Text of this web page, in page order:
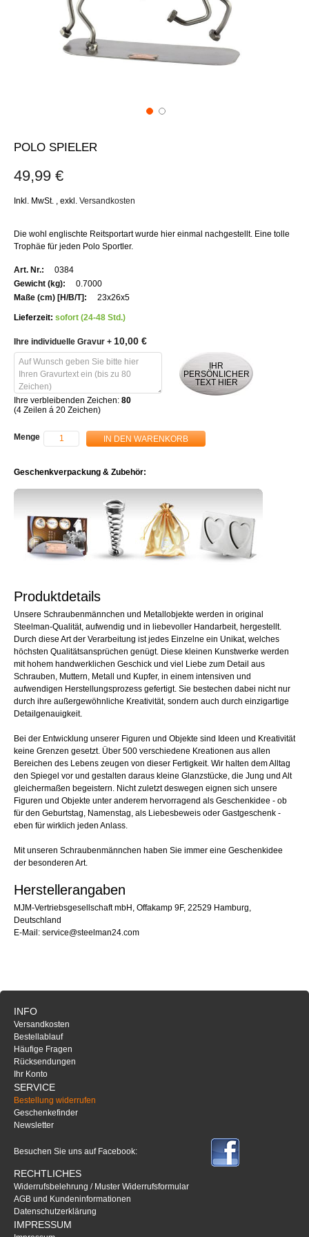
POLO SPIELER
49,99 €
Inkl. MwSt. exkl. Versandkosten
Die wohl englischte Reitsportart wurde hier einmal nachgestellt. Eine tolle
Trophäe für jeden Polo Sportler.
Weitere
Informationen
0384
0.7000
23x26x5
Lieferzeit: sofort (24-48 Std.)
Ihre individuelle Gravur + 10,00 €
IHR
PERSÖNLICHER
TEXT HIER
Ihre verbleibenden Zeichen: 80
(4 Zeilen á 20 Zeichen)
Menge IN DEN WARENKORB
Geschenkverpackung & Zubehör:
Produktdetails
Unsere Schraubenmännchen und Metallobjekte werden in original
Steelman-Qualität, aufwendig und in liebevoller Handarbeit, hergestellt.
Durch diese Art der Verarbeitung ist jedes Einzelne ein Unikat, welches
höchsten Qualitätsansprüchen genügt. Diese kleinen Kunstwerke werden
mit hohem handwerklichen Geschick und viel Liebe zum Detail aus
Schrauben, Muttern, Metall und Kupfer, in einem intensiven und
aufwendigen Herstellungsprozess gefertigt. Sie bestechen dabei nicht nur
durch ihre außergewöhnliche Kreativität, sondern auch durch einzigartige
Detailgenauigkeit.
Bei der Entwicklung unserer Figuren und Objekte sind Ideen und Kreativität
keine Grenzen gesetzt. Über 500 verschiedene Kreationen aus allen
Bereichen des Lebens zeugen von dieser Fertigkeit. Wir halten dem Alltag
den Spiegel vor und gestalten daraus kleine Glanzstücke, die Jung und Alt
gleichermaßen begeistern. Nicht zuletzt deswegen eignen sich unsere
Figuren und Objekte unter anderem hervorragend als Geschenkidee - ob
für den Geburtstag, Namenstag, als Liebesbeweis oder Gastgeschenk -
eben für wirklich jeden Anlass.
Mit unseren Schraubenmännchen haben Sie immer eine Geschenkidee
der besonderen Art.
Herstellerangaben
MJM-Vertriebsgesellschaft mbH, Offakamp 9F, 22529 Hamburg,
Deutschland
E-Mail: service@steelman24.com
INFO
Versandkosten
Bestellablauf
Häufige Fragen
Rücksendungen
Ihr Konto
SERVICE
Bestellung widerrufen
Geschenkefinder
Newsletter
Besuchen Sie uns auf Facebook:
RECHTLICHES
Widerrufsbelehrung / Muster Widerrufsformular
AGB und Kundeninformationen
Datenschutzerklärung
IMPRESSUM